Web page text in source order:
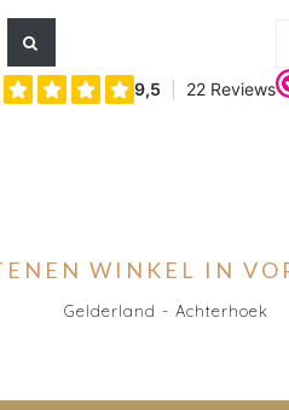
WINKEL IN
Gelderland - Achterhoek